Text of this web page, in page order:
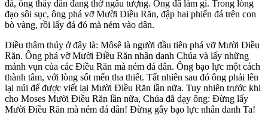
đá, ông thấy dân đang thờ ngẫu tượng. Ông đã làm gì. Trong lòng
đạo sôi sục, ông phá vỡ Mười Điều Răn, đập hai phiến đá trên con
bò vàng, rồi lấy đá đó mà ném vào dân.
Điều thâm thúy ở đây là: Môsê là người đầu tiên phá vỡ Mười Điều
Răn. Ông phá vỡ Mười Điều Răn nhân danh Chúa và lấy những
mảnh vụn của các Điều Răn mà ném đá dân. Ông bạo lực một cách
thành tâm, với lòng sốt mến tha thiết. Tất nhiên sau đó ông phải lên
lại núi để được viết lại Mười Điều Răn lần nữa. Tuy nhiên trước khi
cho Moses Mười Điều Răn lần nữa, Chúa đã dạy ông: Đừng lấy
Mười Điều Răn mà ném đá dân! Đừng gây bạo lực nhân danh Ta!